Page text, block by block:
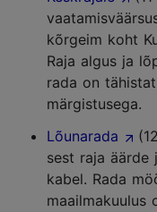
kõrgeim koht
Raja algus ja
rada on
märgistusega.
Lõunarada
sest raja äärde
kabel. Rada
maailmakuulus